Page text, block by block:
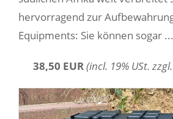
hervorragend zur
Equipments: Sie können sogar ...
38,50 EUR(incl. 19% USt. zzgl.